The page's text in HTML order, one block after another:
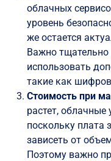
облачных
уровень
же остается
Важно тщательно
использовать
такие как
Стоимость при
растет, облачные
поскольку плата
зависеть от
Поэтому важно